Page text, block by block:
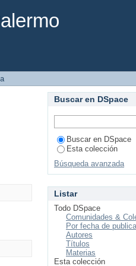
Buscar en DSpace
Buscar en DSpace
Esta colección
Búsqueda avanzada
Listar
Todo DSpace
Comunidades &
Por fecha de
Autores
Títulos
Materias
Esta colección